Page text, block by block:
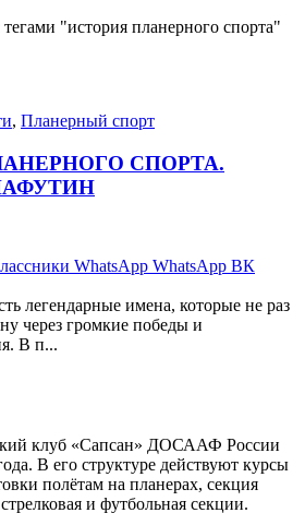
"история планерного спорта"
, Планерный спорт
СПОРТА.
WhatsApp WhatsApp ВК
легендарные имена, которые не раз
через громкие победы и
В п...
клуб «Сапсан» ДОСААФ России
В его структуре действуют курсы
полётам на планерах, секция
и футбольная секции.